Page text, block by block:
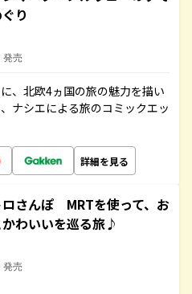
り
発売
、北欧4ヵ国の旅の魅力を描い
ナシエによる旅のコミックエッ
詳細を見る
ロさんぽ MRTを使って、お
わいいを巡る旅♪
発売